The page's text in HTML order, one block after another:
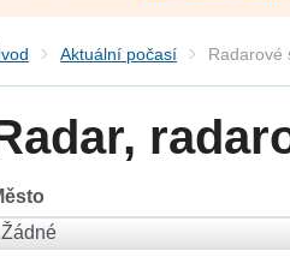
Aktuální počasí Radarové